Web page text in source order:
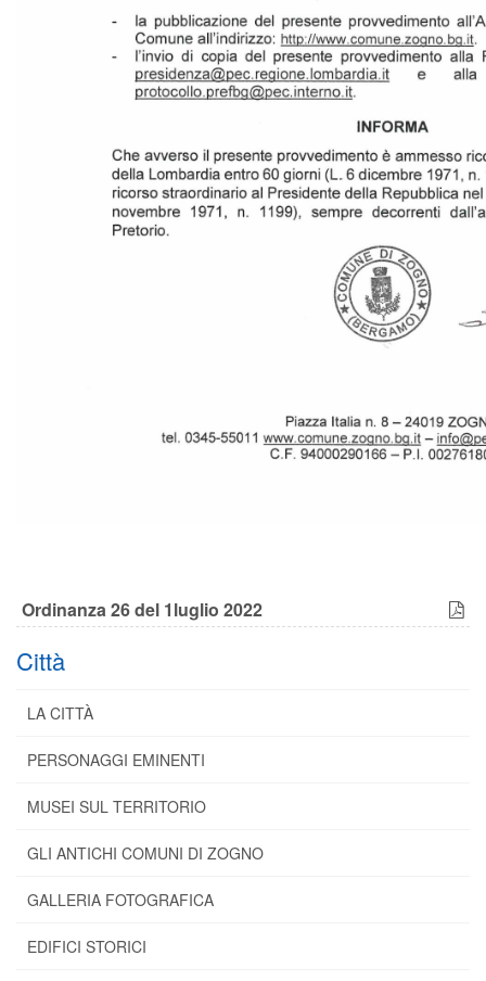
Ordinanza 26 del 1luglio 2022
Città
LA CITTÀ
PERSONAGGI EMINENTI
MUSEI SUL TERRITORIO
GLI ANTICHI COMUNI DI ZOGNO
GALLERIA FOTOGRAFICA
EDIFICI STORICI